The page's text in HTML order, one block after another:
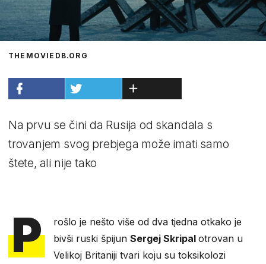
THEMOVIEDB.ORG
Na prvu se čini da Rusija od skandala s
trovanjem svog prebjega može imati samo
štete, ali nije tako
P
rošlo je nešto više od dva tjedna otkako je
bivši ruski špijunSergej Skripalotrovan u
Velikoj Britaniji tvari koju su toksikolozi